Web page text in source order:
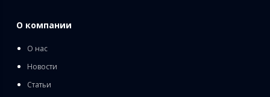
О компании
О нас
Новости
Статьи